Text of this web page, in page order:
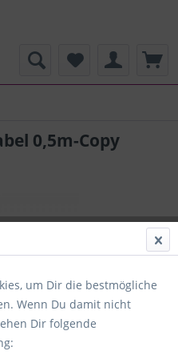
0,5m-Copy
um Dir die bestmögliche
Wenn Du damit nicht
Dir folgende